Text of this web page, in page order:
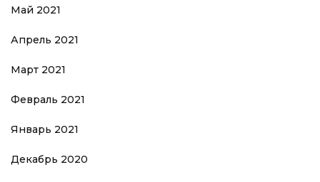
Май 2021
Апрель 2021
Март 2021
Февраль 2021
Январь 2021
Декабрь 2020